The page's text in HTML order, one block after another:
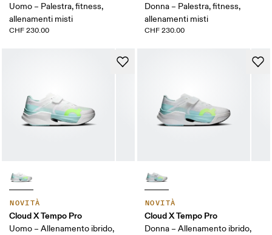
Uomo – Palestra, fitness,
allenamenti misti
CHF 230.00
Donna – Palestra, fitness,
allenamenti misti
CHF 230.00
NOVITÀ
Cloud X Tempo Pro
Uomo – Allenamento ibrido,
NOVITÀ
Cloud X Tempo Pro
Donna – Allenamento ibrido,